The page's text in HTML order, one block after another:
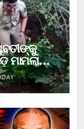
ମାମଲାରେ